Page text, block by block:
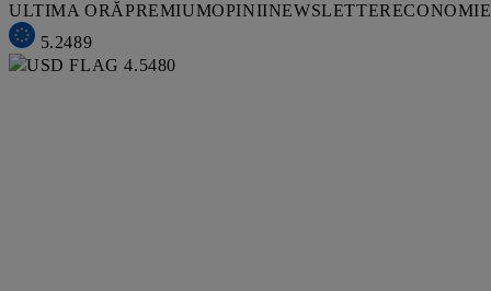
ULTIMA ORĂPREMIUMOPINIINEWSLETTERECONOMIE
5.2489
4.5480